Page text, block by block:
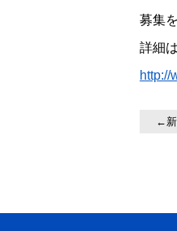
募集
詳細
http://
←新